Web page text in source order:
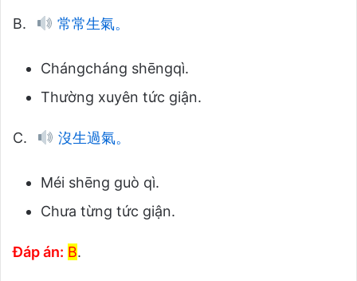
B. 常常生氣。
Chángcháng shēngqì.
Thường xuyên tức giận.
C. 沒生過氣。
Méi shēng guò qì.
Chưa từng tức giận.
Đáp án: B.